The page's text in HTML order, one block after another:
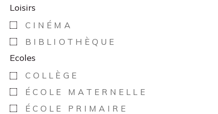
Loisirs
CINÉMA
BIBLIOTHÈQUE
Ecoles
COLLÈGE
ÉCOLE MATERNELLE
ÉCOLE PRIMAIRE